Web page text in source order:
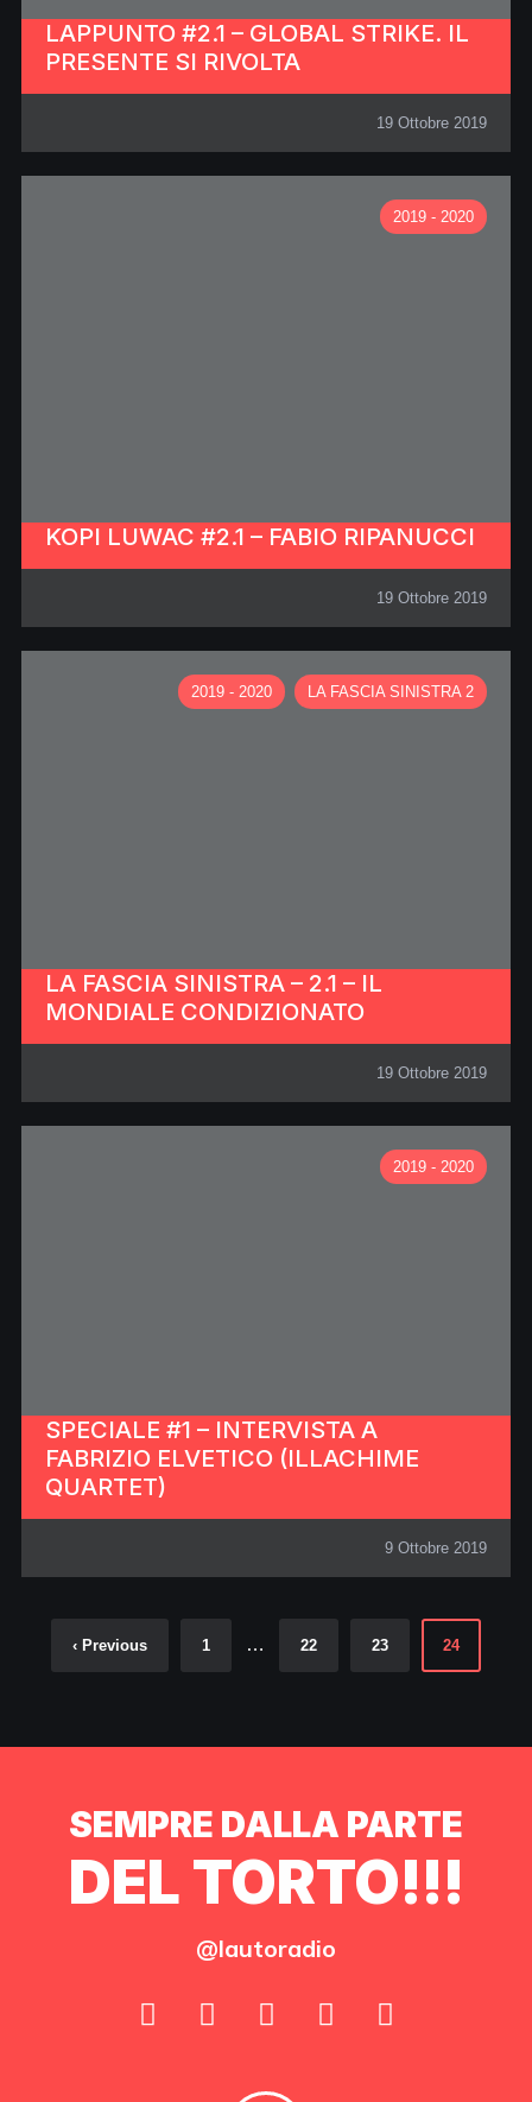
LAPPUNTO #2.1 – GLOBAL STRIKE. IL
PRESENTE SI RIVOLTA
19 Ottobre 2019
2019 - 2020
KOPI LUWAC #2.1 – FABIO RIPANUCCI
19 Ottobre 2019
2019 - 2020 LA FASCIA SINISTRA 2
LA FASCIA SINISTRA – 2.1 – IL
MONDIALE CONDIZIONATO
19 Ottobre 2019
2019 - 2020
SPECIALE #1 – INTERVISTA A
FABRIZIO ELVETICO (ILLACHIME
QUARTET)
9 Ottobre 2019
‹ Previous 1 … 22 23 24
SEMPRE DALLA PARTE
DEL TORTO!!!
@lautoradio